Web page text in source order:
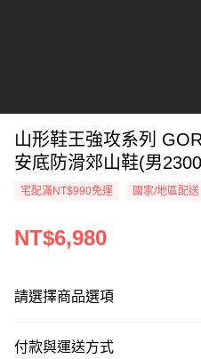
山形鞋王強攻系列
安底防滑郊山鞋(男
宅配滿NT$990免運 國家/地區配送
NT$6,980
請選擇商品選項
付款與運送方式